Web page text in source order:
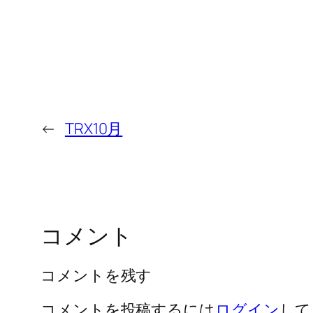
← TRX10月
コメント
コメントを残す